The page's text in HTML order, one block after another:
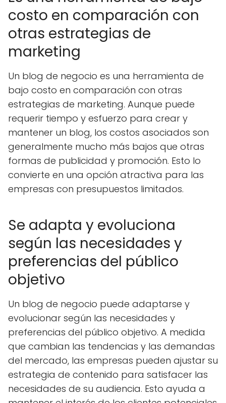
costo en comparación con
otras estrategias de
marketing
Un blog de negocio es una herramienta de
bajo costo en comparación con otras
estrategias de marketing. Aunque puede
requerir tiempo y esfuerzo para crear y
mantener un blog, los costos asociados son
generalmente mucho más bajos que otras
formas de publicidad y promoción. Esto lo
convierte en una opción atractiva para las
empresas con presupuestos limitados.
Se adapta y evoluciona
según las necesidades y
preferencias del público
objetivo
Un blog de negocio puede adaptarse y
evolucionar según las necesidades y
preferencias del público objetivo. A medida
que cambian las tendencias y las demandas
del mercado, las empresas pueden ajustar su
estrategia de contenido para satisfacer las
necesidades de su audiencia. Esto ayuda a